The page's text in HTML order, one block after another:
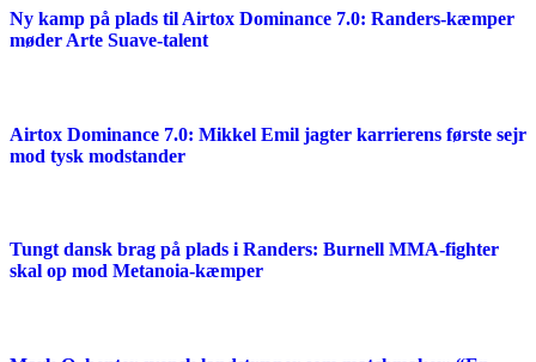
Ny kamp på plads til Airtox Dominance 7.0: Randers-kæmper
møder Arte Suave-talent
Airtox Dominance 7.0: Mikkel Emil jagter karrierens første sejr
mod tysk modstander
Tungt dansk brag på plads i Randers: Burnell MMA-fighter
skal op mod Metanoia-kæmper